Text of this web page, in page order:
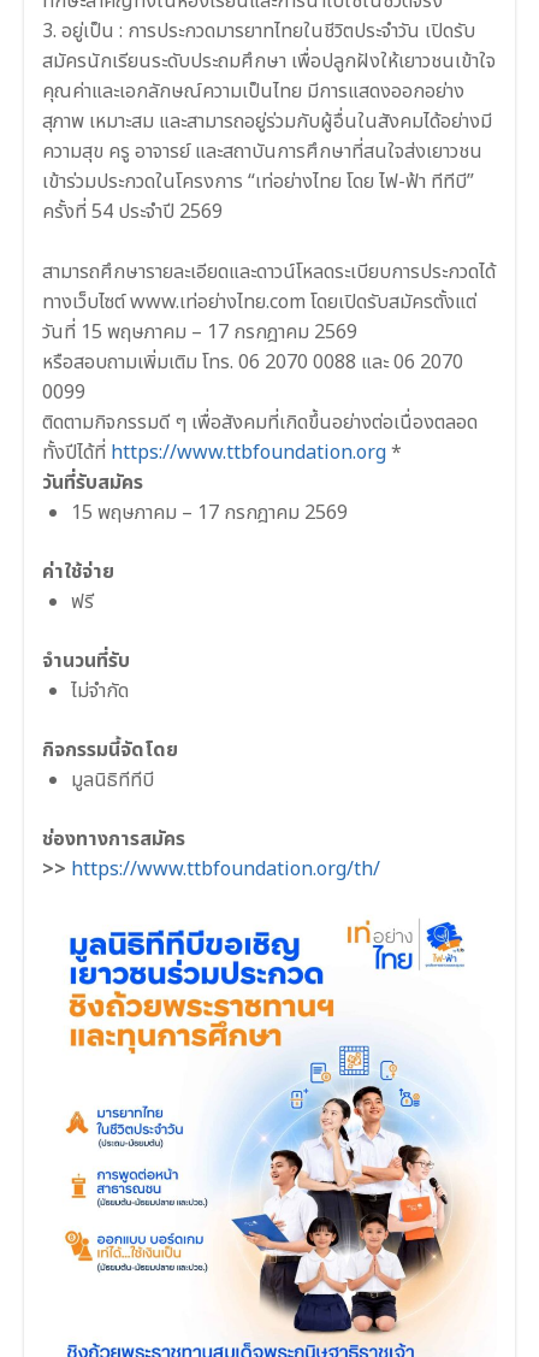
3. อยู่เป็น : การประกวดมารยาทไทยในชีวิตประจำวัน เปิดรับ
สมัครนักเรียนระดับประถมศึกษา เพื่อปลูกฝังให้เยาวชนเข้าใจ
คุณค่าและเอกลักษณ์ความเป็นไทย มีการแสดงออกอย่าง
สุภาพ เหมาะสม และสามารถอยู่ร่วมกับผู้อื่นในสังคมได้อย่างมี
ความสุข ครู อาจารย์ และสถาบันการศึกษาที่สนใจส่งเยาวชน
เข้าร่วมประกวดในโครงการ “เท่อย่างไทย โดย ไฟ-ฟ้า ทีทีบี”
ครั้งที่ 54 ประจำปี 2569
สามารถศึกษารายละเอียดและดาวน์โหลดระเบียบการประกวดได้
ทางเว็บไซต์ www.เท่อย่างไทย.com โดยเปิดรับสมัครตั้งแต่
วันที่ 15 พฤษภาคม – 17 กรกฎาคม 2569
หรือสอบถามเพิ่มเติม โทร. 06 2070 0088 และ 06 2070
0099
ติดตามกิจกรรมดี ๆ เพื่อสังคมที่เกิดขึ้นอย่างต่อเนื่องตลอด
ทั้งปีได้ที่ https://www.ttbfoundation.org*
วันที่รับสมัคร
15 พฤษภาคม – 17 กรกฎาคม 2569
ค่าใช้จ่าย
ฟรี
จำนวนที่รับ
ไม่จำกัด
กิจกรรมนี้จัดโดย
มูลนิธิทีทีบี
ช่องทางการสมัคร
>> https://www.ttbfoundation.org/th/